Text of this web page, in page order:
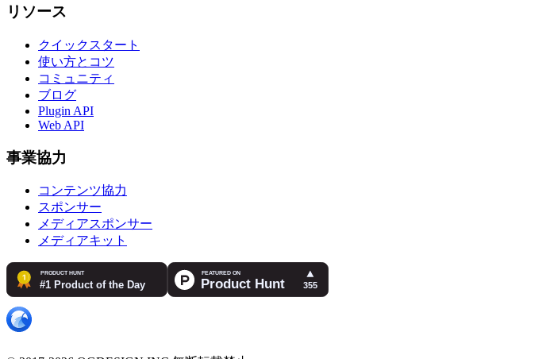
リソース
クイックスタート
使い方とコツ
コミュニティ
ブログ
Plugin API
Web API
事業協力
コンテンツ協力
スポンサー
メディアスポンサー
メディアキット